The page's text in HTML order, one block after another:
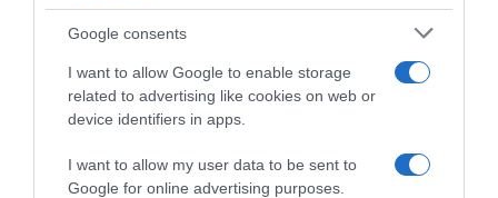
Google consents
I want to allow Google to enable storage
related to advertising like cookies on web or
device identifiers in apps.
I want to allow my user data to be sent to
Google for online advertising purposes.
Accessori da viaggio |Fodere per sedili
in offerta 24,64€
Accessori da viaggio
Fodere per sedili
in offerta 66,49€